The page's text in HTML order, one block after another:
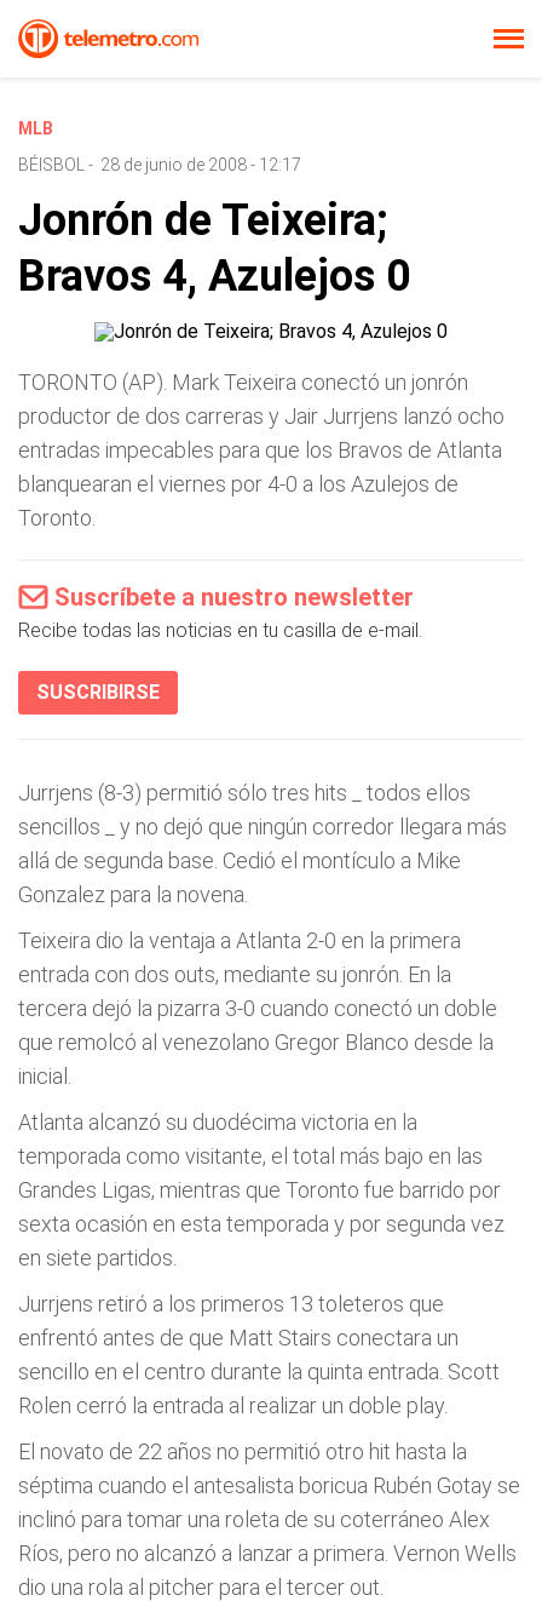
MLB
BÉISBOL
- 28 de junio de 2008 - 12:17
Jonrón de Teixeira;
Bravos 4, Azulejos 0
TORONTO (AP). Mark Teixeira conectó un jonrón
productor de dos carreras y Jair Jurrjens lanzó ocho
entradas impecables para que los Bravos de Atlanta
blanquearan el viernes por 4-0 a los Azulejos de
Toronto.
Suscríbete a nuestro newsletter
Recibe todas las noticias en tu casilla de e-mail.
SUSCRIBIRSE
Jurrjens (8-3) permitió sólo tres hits _ todos ellos
sencillos _ y no dejó que ningún corredor llegara más
allá de segunda base. Cedió el montículo a Mike
Gonzalez para la novena.
Teixeira dio la ventaja a Atlanta 2-0 en la primera
entrada con dos outs, mediante su jonrón. En la
tercera dejó la pizarra 3-0 cuando conectó un doble
que remolcó al venezolano Gregor Blanco desde la
inicial.
Atlanta alcanzó su duodécima victoria en la
temporada como visitante, el total más bajo en las
Grandes Ligas, mientras que Toronto fue barrido por
sexta ocasión en esta temporada y por segunda vez
en siete partidos.
Jurrjens retiró a los primeros 13 toleteros que
enfrentó antes de que Matt Stairs conectara un
sencillo en el centro durante la quinta entrada. Scott
Rolen cerró la entrada al realizar un doble play.
El novato de 22 años no permitió otro hit hasta la
séptima cuando el antesalista boricua Rubén Gotay se
inclinó para tomar una roleta de su coterráneo Alex
Ríos, pero no alcanzó a lanzar a primera. Vernon Wells
dio una rola al pitcher para el tercer out.